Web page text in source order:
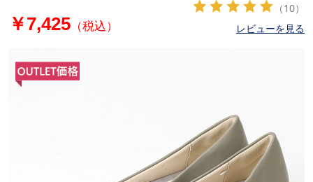
￥7,425（税込）
（10）
レビューを見る